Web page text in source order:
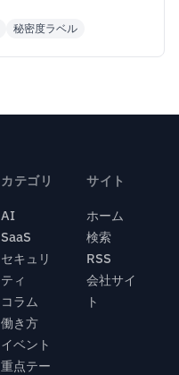
秘密度ラベル
カテゴリ
AI
SaaS
セキュリ
ティ
コラム
働き方
イベント
重点テー
サイト
ホーム
検索
RSS
会社サイ
ト